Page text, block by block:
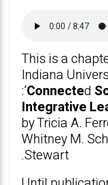
p
o
k
This is a
Indiana
:‘Connected
Integrative
by Tricia A.
Whitney M.
Stewart.